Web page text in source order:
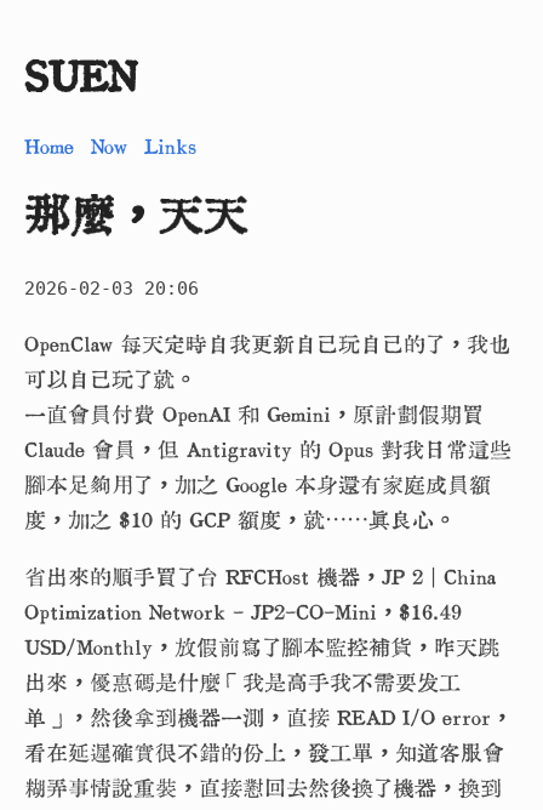
SUEN
Home Now Links
那麼，天天
2026-02-03 20:06
OpenClaw 每天定時自我更新自己玩自己的了，我也
可以自己玩了就。
一直會員付費 OpenAI 和 Gemini，原計劃假期買
Claude 會員，但 Antigravity 的 Opus 對我日常這些
腳本足夠用了，加之 Google 本身還有家庭成員額
度，加之 ＄10 的 GCP 額度，就⋯⋯真良心。
省出來的順手買了台 RFCHost 機器，JP 2 | China
Optimization Network - JP2-CO-Mini， $16.49
USD/Monthly，放假前寫了腳本監控補貨，昨天跳
出來，優惠碼是什麼「我是高手我不需要发工
单」，然後拿到機器一測，直接 READ I/O error，
看在延遲確實很不錯的份上，發工單，知道客服會
糊弄事情說重裝，直接懟回去然後換了機器，換到